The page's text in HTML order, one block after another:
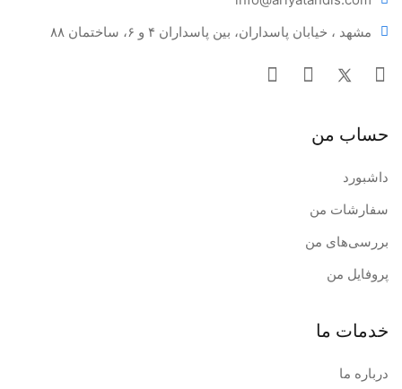
مناسب برای انواع سرامیک و زِرکونیا
مشهد ، خیابان پاسداران، بین پاسداران ۴ و ۶، ساختمان ۸۸
حساب من
داشبورد
سفارشات من
بررسی‌های من
پروفایل من
خدمات ما
درباره ما